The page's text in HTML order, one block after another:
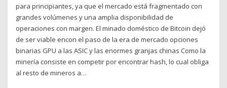
para principiantes, ya que el mercado está fragmentado con
grandes volúmenes y una amplia disponibilidad de
operaciones con margen. El minado doméstico de Bitcoin dejó
de ser viable encon el paso de la era de mercado opciones
binarias GPU a las ASIC y las enormes granjas chinas Como la
minería consiste en competir por encontrar hash, lo cual obliga
al resto de mineros a…